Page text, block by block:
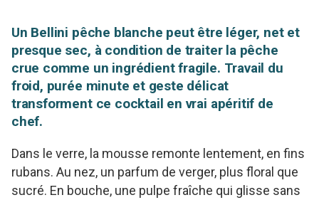
Un Bellini pêche blanche peut être léger, net et
presque sec, à condition de traiter la pêche
crue comme un ingrédient fragile. Travail du
froid, purée minute et geste délicat
transforment ce cocktail en vrai apéritif de
chef.
Dans le verre, la mousse remonte lentement, en fins
rubans. Au nez, un parfum de verger, plus floral que
sucré. En bouche, une pulpe fraîche qui glisse sans